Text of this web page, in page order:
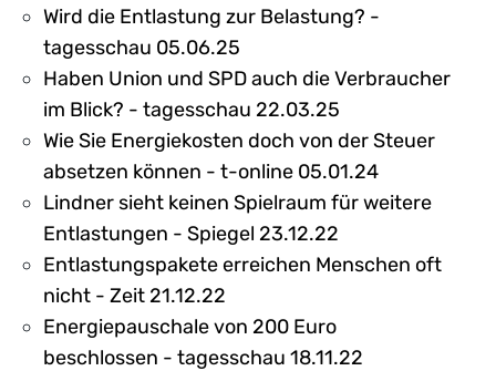
Wird die Entlastung zur Belastung? -
tagesschau 05.06.25
Haben Union und SPD auch die Verbraucher
im Blick? - tagesschau 22.03.25
Wie Sie Energiekosten doch von der Steuer
absetzen können - t-online 05.01.24
Lindner sieht keinen Spielraum für weitere
Entlastungen - Spiegel 23.12.22
Entlastungspakete erreichen Menschen oft
nicht - Zeit 21.12.22
Energiepauschale von 200 Euro
beschlossen - tagesschau 18.11.22